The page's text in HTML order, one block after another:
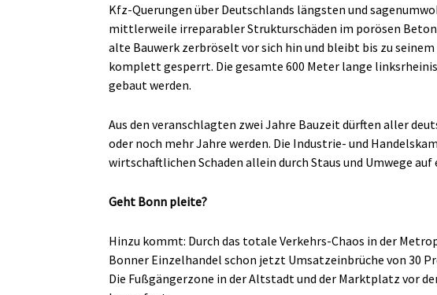
Kfz-Querungen über Deutschlands längsten und
mittlerweile irreparabler Strukturschäden im porösen
alte Bauwerk zerbröselt vor sich hin und bleibt bis zu
komplett gesperrt. Die gesamte 600 Meter lange
gebaut werden.
Aus den veranschlagten zwei Jahre Bauzeit dürften aller
oder noch mehr Jahre werden. Die Industrie- und
wirtschaftlichen Schaden allein durch Staus und Umwege
Geht Bonn pleite?
Hinzu kommt: Durch das totale Verkehrs-Chaos in der
Bonner Einzelhandel schon jetzt Umsatzeinbrüche von 30
Die Fußgängerzone in der Altstadt und der Marktplatz vor